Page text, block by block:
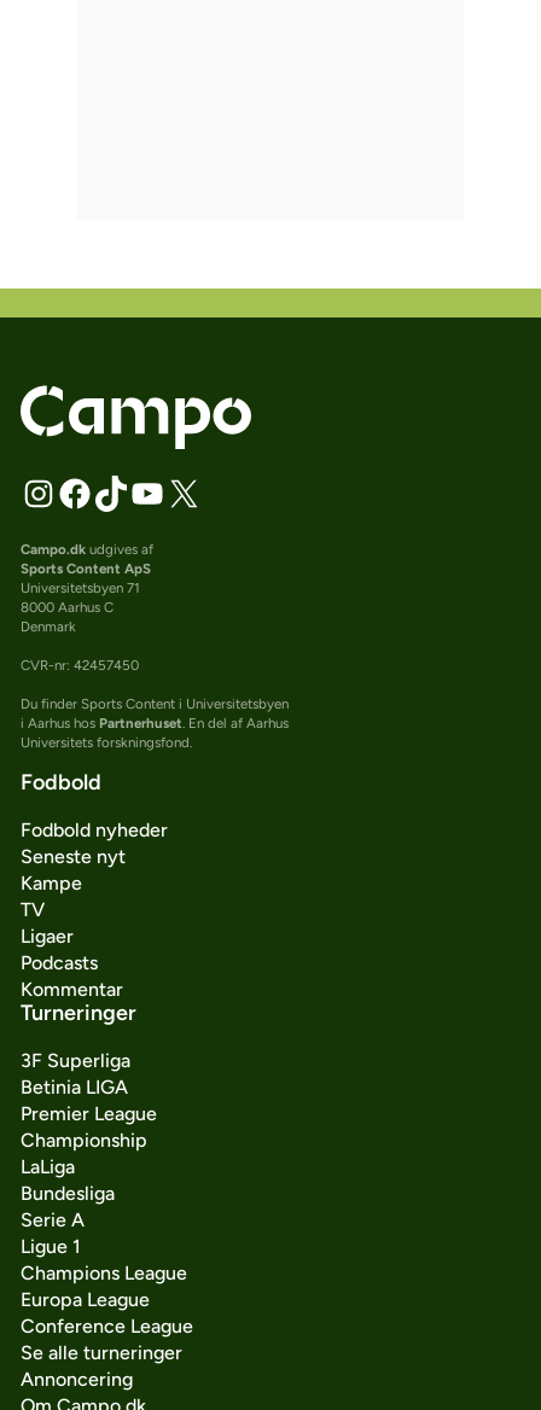
Campo.dkudgives af
Sports Content ApS
Universitetsbyen 71
8000 Aarhus C
Denmark
CVR-nr: 42457450
Du finder Sports Content i Universitetsbyen
i Aarhus hos Partnerhuset. En del af Aarhus
Universitets forskningsfond.
Fodbold
Fodbold nyheder
Seneste nyt
Kampe
TV
Ligaer
Podcasts
Kommentar
Turneringer
3F Superliga
Betinia LIGA
Premier League
Championship
LaLiga
Bundesliga
Serie A
Ligue 1
Champions League
Europa League
Conference League
Se alle turneringer
Annoncering